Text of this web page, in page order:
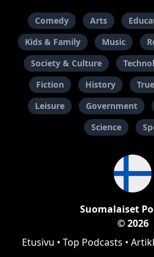
Comedy Arts
Kids & Family
Music
Society & Culture
Fiction
History
Leisure
Government
Science
Suomalaiset
© 2026
Etusivu • Top Podcasts •